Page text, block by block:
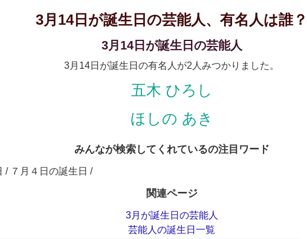
3月14日が誕生日の芸能人、有名人は誰？
3月14日が誕生日の芸能人
3月14日が誕生日の有名人が2人みつかりました。
五木 ひろし
ほしの あき
みんなが検索してくれているの注目ワード
/ ７月４日の誕生日 /
関連ページ
3月が誕生日の芸能人
芸能人の誕生日一覧